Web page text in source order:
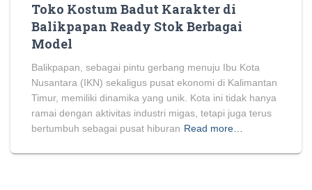
Toko Kostum Badut Karakter di
Balikpapan Ready Stok Berbagai
Model
Balikpapan, sebagai pintu gerbang menuju Ibu Kota
Nusantara (IKN) sekaligus pusat ekonomi di Kalimantan
Timur, memiliki dinamika yang unik. Kota ini tidak hanya
ramai dengan aktivitas industri migas, tetapi juga terus
bertumbuh sebagai pusat hiburan Read more…